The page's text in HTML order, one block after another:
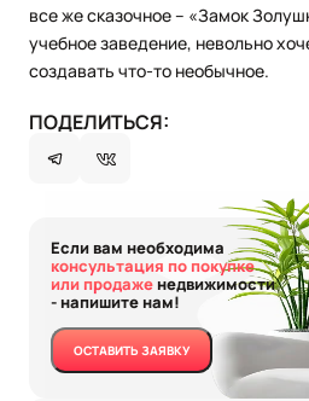
Если вам необходима
консультация по покупке
или продаженедвижимости
- напишите нам!
ОСТАВИТЬ ЗАЯВКУ
все же сказочное – «Замок
учебное заведение, невольно
создавать что-то необычное.
ПОДЕЛИТЬСЯ: